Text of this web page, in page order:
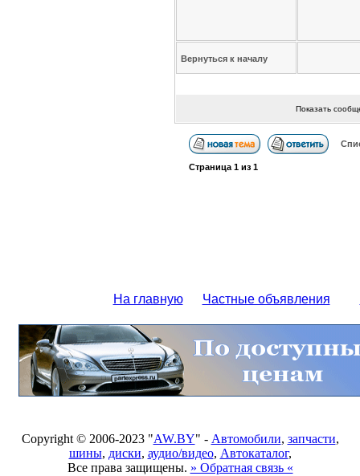
Вернуться к началу
Показать
Страница 1из 1
На главную Частные объявления
Copyright © 2006-2023 "AW.BY" - Автомобили, запчасти,
шины, диски, аудио/видео, Автокаталог,
Все права защищены. » Обратная связь «